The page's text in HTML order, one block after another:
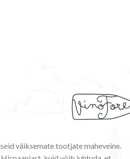
väiksemate tootjate maheveine.